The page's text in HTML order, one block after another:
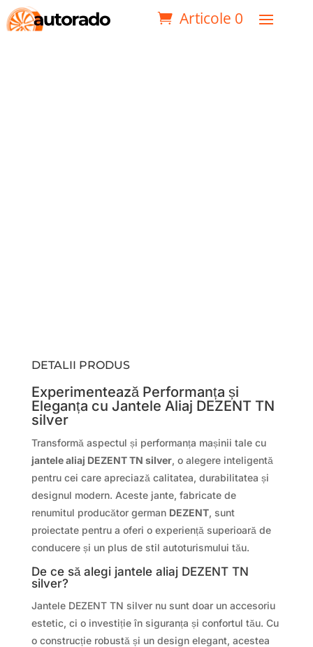
Articole 0
DETALII PRODUS
Experimentează Performanța și
Eleganța cu Jantele Aliaj DEZENT TN
silver
Transformă aspectul și performanța mașinii tale cu
jantele aliaj DEZENT TN silver, o alegere inteligentă
pentru cei care apreciază calitatea, durabilitatea și
designul modern. Aceste jante, fabricate de
renumitul producător german DEZENT, sunt
proiectate pentru a oferi o experiență superioară de
conducere și un plus de stil autoturismului tău.
De ce să alegi jantele aliaj DEZENT TN
silver?
Jantele DEZENT TN silver nu sunt doar un accesoriu
estetic, ci o investiție în siguranța și confortul tău. Cu
o construcție robustă și un design elegant, acestea